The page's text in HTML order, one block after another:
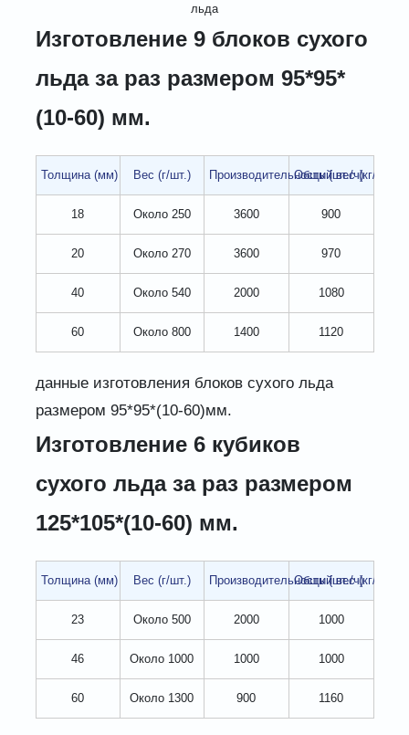
льда
Изготовление 9 блоков сухого
льда за раз размером 95*95*
(10-60) мм.
Толщина (мм) Вес (г/шт.) Производительность (шт./ч)
Общий вес (кг/ч)
18 Около 250 3600 900
20 Около 270 3600 970
40 Около 540 2000 1080
60 Около 800 1400 1120
данные изготовления блоков сухого льда
размером 95*95*(10-60)мм.
Изготовление 6 кубиков
сухого льда за раз размером
125*105*(10-60) мм.
Толщина (мм) Вес (г/шт.) Производительность (шт./ч)
Общий вес (кг/ч)
23 Около 500 2000 1000
46 Около 1000 1000 1000
60 Около 1300 900 1160